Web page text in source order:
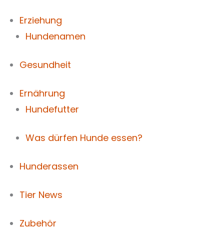
Erziehung
Hundenamen
Gesundheit
Ernährung
Hundefutter
Was dürfen Hunde essen?
Hunderassen
Tier News
Zubehör